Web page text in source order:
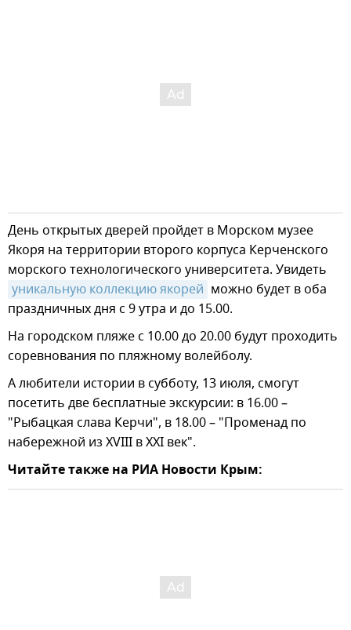
День открытых дверей пройдет в Морском музее
Якоря на территории второго корпуса Керченского
морского технологического университета. Увидеть
уникальную коллекцию якорей можно будет в оба
праздничных дня с 9 утра и до 15.00.
На городском пляже с 10.00 до 20.00 будут проходить
соревнования по пляжному волейболу.
А любители истории в субботу, 13 июля, смогут
посетить две бесплатные экскурсии: в 16.00 –
"Рыбацкая слава Керчи", в 18.00 – "Променад по
набережной из XVIII в XXI век".
Читайте также на РИА Новости Крым: